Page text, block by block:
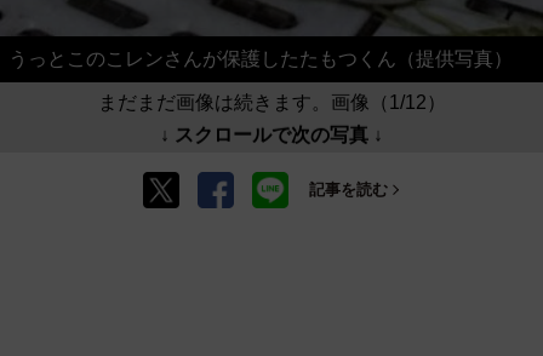
うっとこのこレンさんが保護したたもつくん（提供写真）
まだまだ画像は続きます。画像（1/12）
↓ スクロールで次の写真 ↓
記事を読む